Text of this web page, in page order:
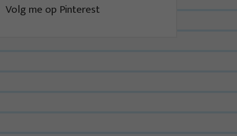
Volg me op Pinterest